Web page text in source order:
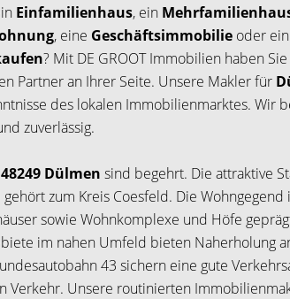
Einfamilienhaus, ein
, eine Geschäftsimmobilie oder ein
? Mit DE GROOT Immobilien haben
Partner an Ihrer Seite. Unsere Makler für
des lokalen Immobilienmarktes. Wir
zuverlässig.
48249 Dülmen sind begehrt. Die attraktive
zum Kreis Coesfeld. Die Wohngegend
sowie Wohnkomplexe und Höfe
im nahen Umfeld bieten Naherholung
43 sichern eine gute
Verkehr. Unsere routinierten